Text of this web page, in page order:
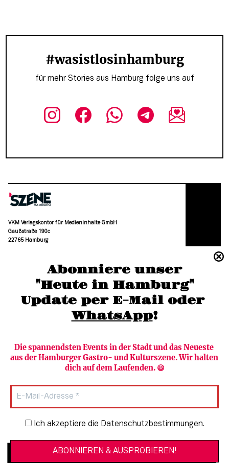
Abonniere unser
"Heute in Hamburg"
Update per E-Mail oder
WhatsApp!
Die spannendsten Events in der Stadt und das Neueste
aus der Hamburger Gastro- und Kulturszene. Wir halten
dich auf dem Laufenden. 😃
Newsletter-Anmeldung
Ich akzeptiere die Datenschutzbestimmungen.
#wasistlosinhamburg
für mehr Stories aus Hamburg folge uns auf
VKM Verlagskontor für Medieninhalte GmbH
Gaußstraße 190c
22765 Hamburg
moc.grubmah-enezs@ofni
Newsletter abonnieren
HAMBURG PUR